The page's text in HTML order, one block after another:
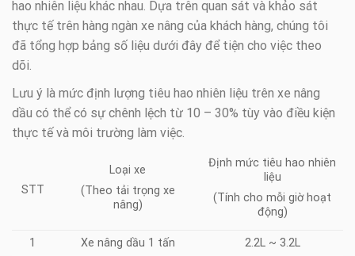
hao nhiên liệu khác nhau. Dựa trên quan sát và khảo sát
thực tế trên hàng ngàn xe nâng của khách hàng, chúng tôi
đã tổng hợp bảng số liệu dưới đây để tiện cho việc theo
dõi.
Lưu ý là mức định lượng tiêu hao nhiên liệu trên xe nâng
dầu có thể có sự chênh lệch từ 10 – 30% tùy vào điều kiện
thực tế và môi trường làm việc.
STT
Loại xe
(Theo tải trọng xe
nâng)
Định mức tiêu hao nhiên
liệu
(Tính cho mỗi giờ hoạt
động)
1 Xe nâng dầu 1 tấn
2.2L ~ 3.2L